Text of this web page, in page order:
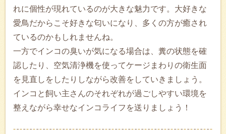
れに個性が現れているのが大きな魅力です。大好きな
愛鳥だからこそ好きな匂いになり、多くの方が癒され
ているのかもしれませんね。
一方でインコの臭いが気になる場合は、糞の状態を確
認したり、空気清浄機を使ってケージまわりの衛生面
を見直しをしたりしながら改善をしていきましょう。
インコと飼い主さんのそれぞれが過ごしやすい環境を
整えながら幸せなインコライフを送りましょう！